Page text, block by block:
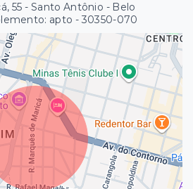
55 - Santo Antônio - Belo
apto - 30350-070